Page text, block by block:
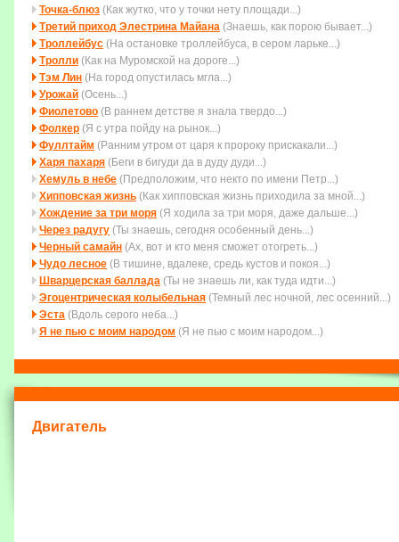
Точка-блюз (Как жутко, что у точки нету площади...)
Третий приход Элестрина Майана (Знаешь, как порою бывает...)
Троллейбус (На остановке троллейбуса, в сером ларьке...)
Тролли (Как на Муромской на дороге...)
Тэм Лин (На город опустилась мгла...)
Урожай (Осень...)
Фиолетово (В раннем детстве я знала твердо...)
Фолкер (Я с утра пойду на рынок...)
Фуллтайм (Ранним утром от царя к пророку прискакали...)
Харя пахаря (Беги в бигуди да в дуду дуди...)
Хемуль в небе (Пpедположим, что некто по имени Петp...)
Хипповская жизнь (Как хипповская жизнь приходила за мной...)
Хождение за три моря (Я ходила за три моря, даже дальше...)
Через радугу (Ты знаешь, сегодня особенный день...)
Черный самайн (Ах, вот и кто меня сможет отогреть...)
Чудо лесное (В тишине, вдалеке, средь кустов и покоя...)
Шварцерская баллада (Ты не знаешь ли, как туда идти...)
Эгоцентрическая колыбельная (Темный лес ночной, лес осенний...)
Эста (Вдоль серого неба...)
Я не пью с моим народом (Я не пью с моим народом...)
Двигатель